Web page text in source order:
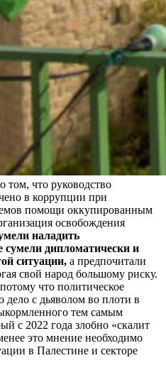
том, что руководство
в коррупции при
помощи оккупированным
освобождения
наладить
сумели дипломатически и
ситуации, а предпочитали
свой народ большому риску.
что политическое
с дьяволом во плоти в
тем самым
с 2022 года злобно «скалит
это мнение необходимо
в Палестине и секторе